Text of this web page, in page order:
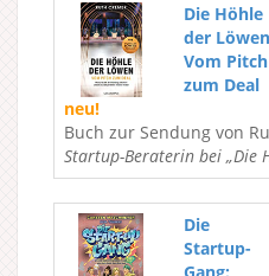
Die Höhle
der
Vom Pitch
zum Deal
neu!
Buch zur Sendung von
Startup-Beraterin bei „Die
Die
Startup-